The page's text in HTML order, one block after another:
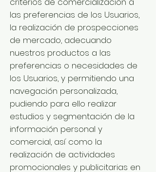
las preferencias de los Usuarios,
la realización de prospecciones
de mercado, adecuando
nuestros productos a las
preferencias o necesidades de
los Usuarios, y permitiendo una
navegación personalizada,
pudiendo para ello realizar
estudios y segmentación de la
información personal y
comercial, así como la
realización de actividades
promocionales y publicitarias en